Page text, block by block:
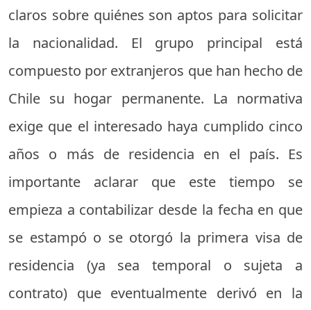
claros sobre quiénes son aptos para solicitar
la nacionalidad. El grupo principal está
compuesto por extranjeros que han hecho de
Chile su hogar permanente. La normativa
exige que el interesado haya cumplido cinco
años o más de residencia en el país. Es
importante aclarar que este tiempo se
empieza a contabilizar desde la fecha en que
se estampó o se otorgó la primera visa de
residencia (ya sea temporal o sujeta a
contrato) que eventualmente derivó en la